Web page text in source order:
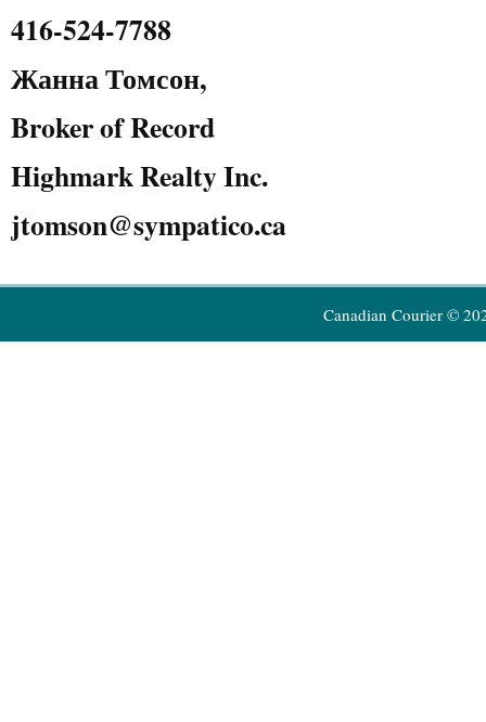
416-524-7788
Жанна Томсон,
Broker of Record
Highmark Realty Inc.
jtomson@sympatico.ca
Canadian Courier ©